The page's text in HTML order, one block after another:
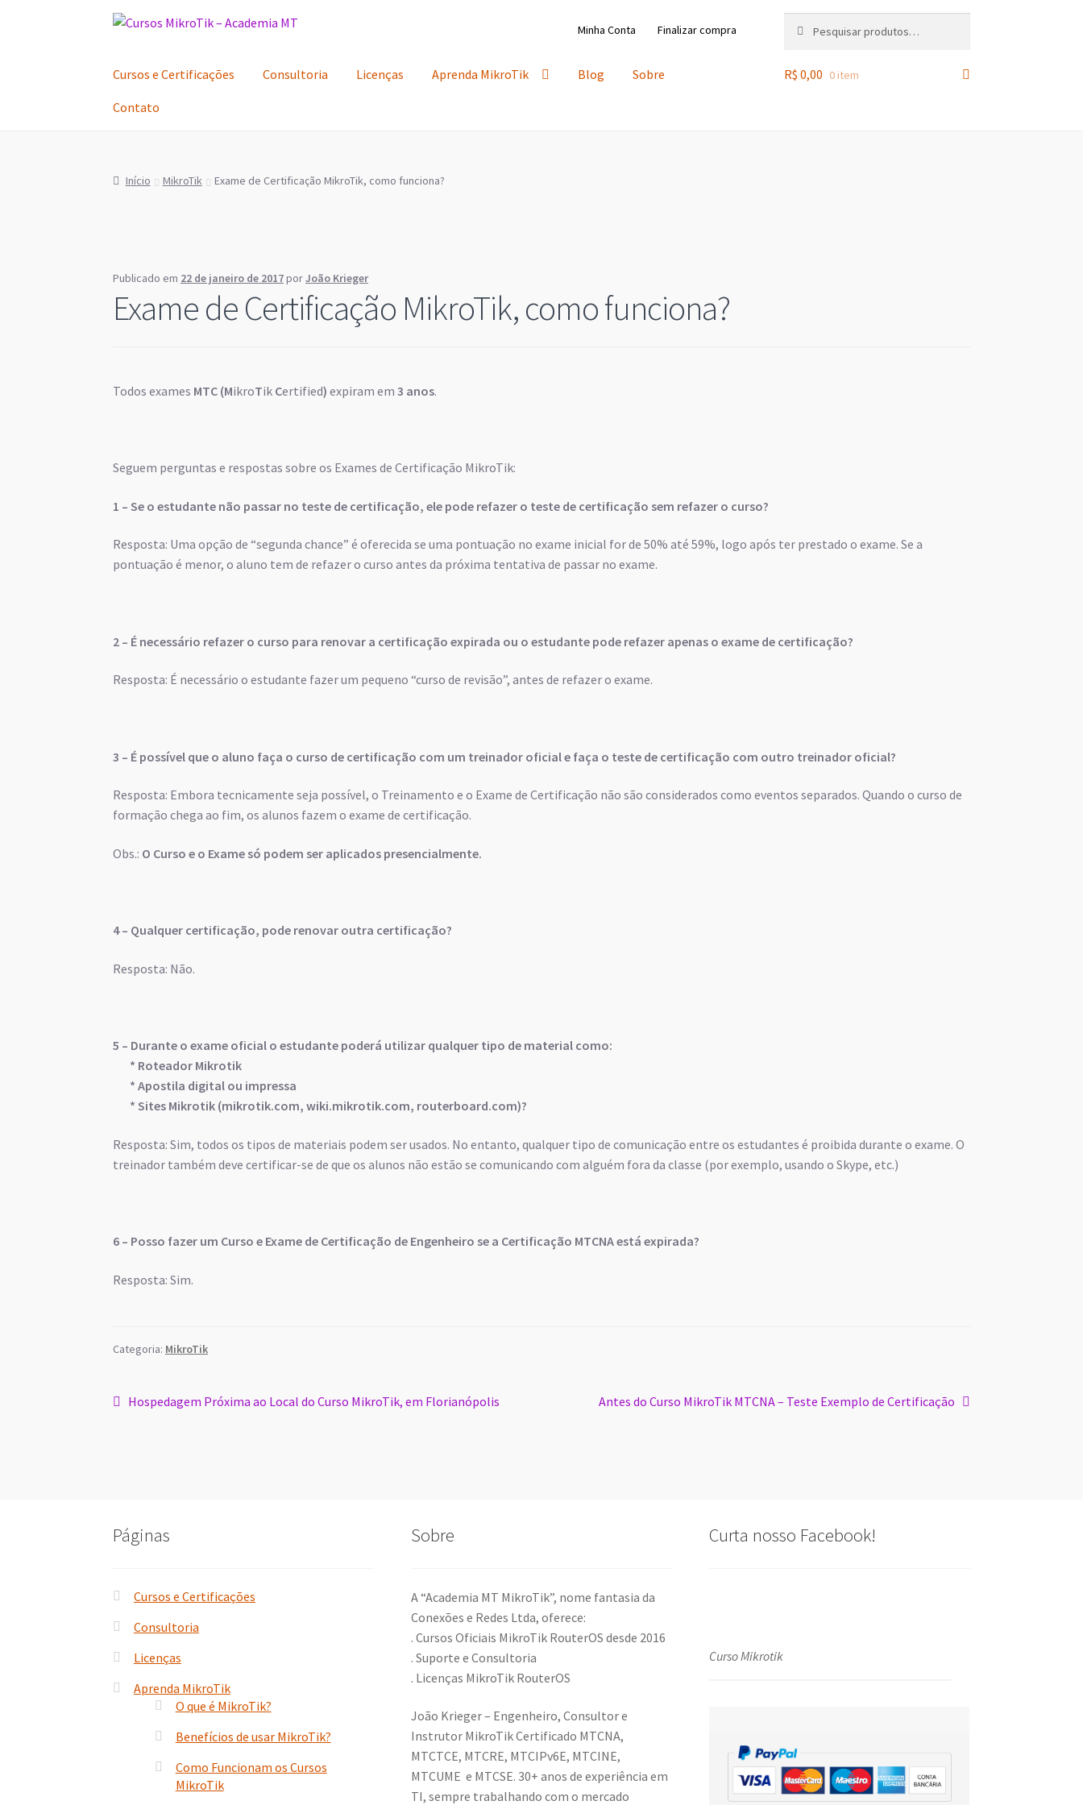
Pular
Pular
conteúdo
Minha Conta Finalizar compra
por:
Cursos e Certificações Consultoria Licenças Aprenda MikroTik Blog Sobre
Contato
R$ 0,00 0 item
Início MikroTik Exame de Certificação MikroTik, como funciona?
Publicado em 22 de janeiro de 2017porJoão Krieger
Exame de Certificação MikroTik, como funciona?
Todos exames MTC (MikroTik Certified) expiram em3 anos.
Seguem perguntas e respostas sobre os Exames de Certificação MikroTik:
1 – Se o estudante não passar no teste de certificação, ele pode refazer o teste de certificação sem refazer o curso?
Resposta: Uma opção de “segunda chance” é oferecida se uma pontuação no exame inicial for de 50% até 59%, logo após ter prestado o exame. Se a
pontuação é menor, o aluno tem de refazer o curso antes da próxima tentativa de passar no exame.
2 – É necessário refazer o curso para renovar a certificação expirada ou o estudante pode refazer apenas o exame de certificação?
Resposta: É necessário o estudante fazer um pequeno “curso de revisão”, antes de refazer o exame.
3 – É possível que o aluno faça o curso de certificação com um treinador oficial e faça o teste de certificação com outro treinador oficial?
Resposta: Embora tecnicamente seja possível, o Treinamento e o Exame de Certificação não são considerados como eventos separados. Quando o curso de
formação chega ao fim, os alunos fazem o exame de certificação.
Obs.: O Curso e o Exame só podem ser aplicados presencialmente.
4 – Qualquer certificação, pode renovar outra certificação?
Resposta: Não.
5 – Durante o exame oficial o estudante poderá utilizar qualquer tipo de material como:
* Roteador Mikrotik
* Apostila digital ou impressa
* Sites Mikrotik (mikrotik.com, wiki.mikrotik.com, routerboard.com)?
Resposta: Sim, todos os tipos de materiais podem ser usados. No entanto, qualquer tipo de comunicação entre os estudantes é proibida durante o exame. O
treinador também deve certificar-se de que os alunos não estão se comunicando com alguém fora da classe (por exemplo, usando o Skype, etc.)
6 – Posso fazer um Curso e Exame de Certificação de Engenheiro se a Certificação MTCNA está expirada?
Resposta: Sim.
Categoria: MikroTik
Navegação
Post
Hospedagem Próxima ao Local do Curso MikroTik, em Florianópolis
Próximo
Antes do Curso MikroTik MTCNA – Teste Exemplo de Certificação
Páginas
Cursos e Certificações
Consultoria
Licenças
Aprenda MikroTik
O que é MikroTik?
Benefícios de usar MikroTik?
Como Funcionam os Cursos
MikroTik
Sobre
A “Academia MT MikroTik”, nome fantasia da
Conexões e Redes Ltda, oferece:
. Cursos Oficiais MikroTik RouterOS desde 2016
. Suporte e Consultoria
. Licenças MikroTik RouterOS
João Krieger – Engenheiro, Consultor e
Instrutor MikroTik Certificado MTCNA,
MTCTCE, MTCRE, MTCIPv6E, MTCINE,
MTCUME e MTCSE. 30+ anos de experiência em
TI, sempre trabalhando com o mercado
Curta nosso Facebook!
Curso Mikrotik